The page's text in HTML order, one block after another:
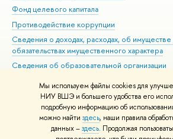
Мы используем файлы cookies для
НИУ ВШЭ и большего удобства его
подробную информацию об
можно найти здесь, наши правила
данных –здесь. Продолжая
Фонд целевого капитала
Противодействие коррупции
Сведения о доходах, расходах, об имуществе
обязательствах имущественного характера
Сведения об образовательной организации
Людям с ограниченными возможностями
Единая платежная страница
Работа в Вышке